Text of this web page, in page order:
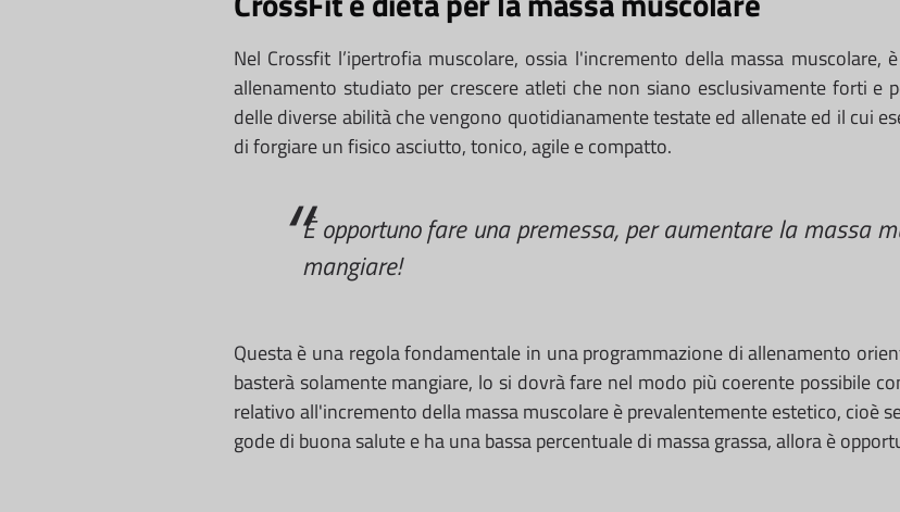
Nel Crossfit l’ipertrofia muscolare, ossia l'incremento della massa muscolare,
allenamento studiato per crescere atleti che non siano esclusivamente forti e
delle diverse abilità che vengono quotidianamente testate ed allenate ed il cui
di forgiare un fisico asciutto, tonico, agile e compatto.
È opportuno fare una premessa, per aumentare la massa
mangiare!
Questa è una regola fondamentale in una programmazione di allenamento
basterà solamente mangiare, lo si dovrà fare nel modo più coerente possibile
relativo all'incremento della massa muscolare è prevalentemente estetico, cioè
gode di buona salute e ha una bassa percentuale di massa grassa, allora è